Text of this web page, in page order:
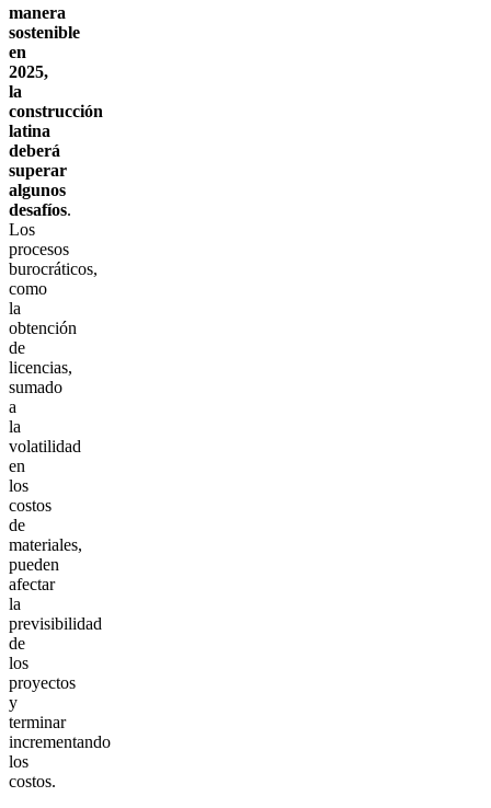
manera
sostenible
en
2025,
la
construcción
latina
deberá
superar
algunos
desafíos.
Los
procesos
burocráticos,
como
la
obtención
de
licencias,
sumado
a
la
volatilidad
en
los
costos
de
materiales,
pueden
afectar
la
previsibilidad
de
los
proyectos
y
terminar
incrementando
los
costos.